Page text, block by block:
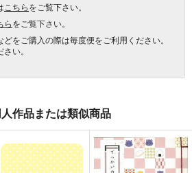
こちらをご覧下さい。
らをご覧下さい。
をご購入の際は毎度便をご利用ください。
い。
作品または類似商品